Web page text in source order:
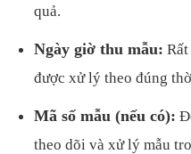
quả.
Ngày giờ thu mẫu:
được xử lý theo đúng
Mã số mẫu (nếu có):
theo dõi và xử lý mẫu